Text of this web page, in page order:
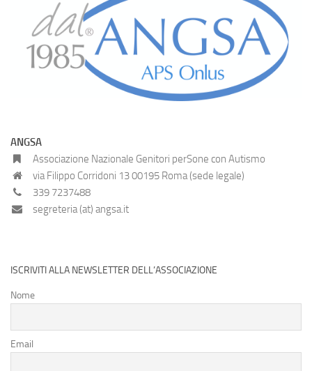
ANGSA
Associazione Nazionale Genitori perSone con Autismo
via Filippo Corridoni 13 00195 Roma (sede legale)
339 7237488
segreteria (at) angsa.it
ISCRIVITI ALLA NEWSLETTER DELL’ASSOCIAZIONE
Nome
Email